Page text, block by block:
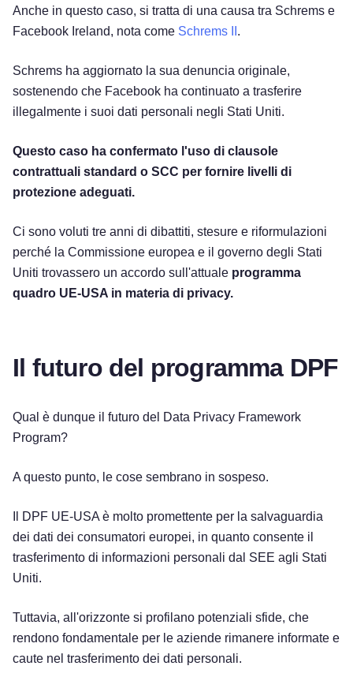
Provalo gratuitamente!
Anche in questo caso, si tratta di una causa tra Schrems e
Facebook Ireland, nota come Schrems II .
Schrems ha aggiornato la sua denuncia originale,
sostenendo che Facebook ha continuato a trasferire
illegalmente i suoi dati personali negli Stati Uniti.
Questo caso ha confermato l'uso di clausole
contrattuali standard o SCC per fornire livelli di
protezione adeguati.
Ci sono voluti tre anni di dibattiti, stesure e riformulazioni
perché la Commissione europea e il governo degli Stati
Uniti trovassero un accordo sull'attuale programma
quadro UE-USA in materia di privacy.
Il futuro del programma DPF
Qual è dunque il futuro del Data Privacy Framework
Program?
A questo punto, le cose sembrano in sospeso.
Il DPF UE-USA è molto promettente per la salvaguardia
dei dati dei consumatori europei, in quanto consente il
trasferimento di informazioni personali dal SEE agli Stati
Uniti.
Tuttavia, all'orizzonte si profilano potenziali sfide, che
rendono fondamentale per le aziende rimanere informate e
caute nel trasferimento dei dati personali.